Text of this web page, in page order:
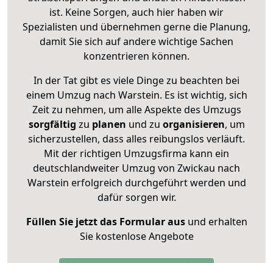
ist. Keine Sorgen, auch hier haben wir
Spezialisten und übernehmen gerne die Planung,
damit Sie sich auf andere wichtige Sachen
konzentrieren können.
In der Tat gibt es viele Dinge zu beachten bei
einem Umzug nach Warstein. Es ist wichtig, sich
Zeit zu nehmen, um alle Aspekte des Umzugs
sorgfältig zu planen und zu organisieren, um
sicherzustellen, dass alles reibungslos verläuft.
Mit der richtigen Umzugsfirma kann ein
deutschlandweiter Umzug von Zwickau nach
Warstein erfolgreich durchgeführt werden und
dafür sorgen wir.
Füllen Sie jetzt das Formular ausund erhalten
Sie kostenlose Angebote